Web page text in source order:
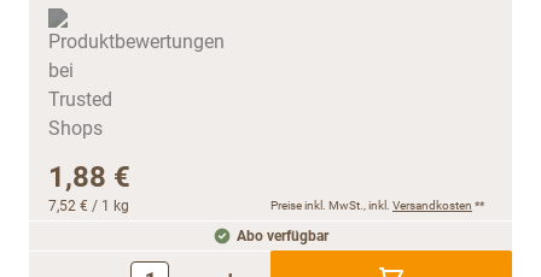
1,88 €
7,52 € / 1 kg Preise inkl. MwSt., inkl. Versandkosten **
Abo verfügbar